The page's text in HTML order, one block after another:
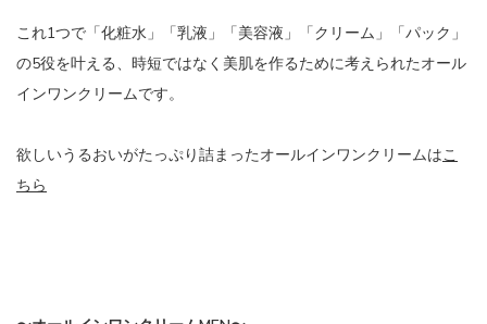
これ1つで「化粧水」「乳液」「美容液」「クリーム」「パック」
の5役を叶える、時短ではなく美肌を作るために考えられたオール
インワンクリームです。
欲しいうるおいがたっぷり詰まったオールインワンクリームはこ
ちら